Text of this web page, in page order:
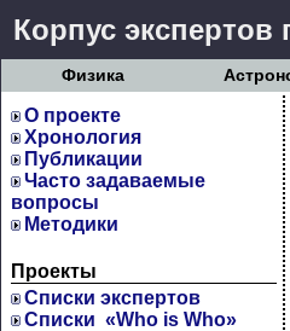
Корпус
Физика
О проекте
Хронология
Публикации
Часто задаваемые
вопросы
Методики
Проекты
Cписки экспертов
Списки «Who is Who»